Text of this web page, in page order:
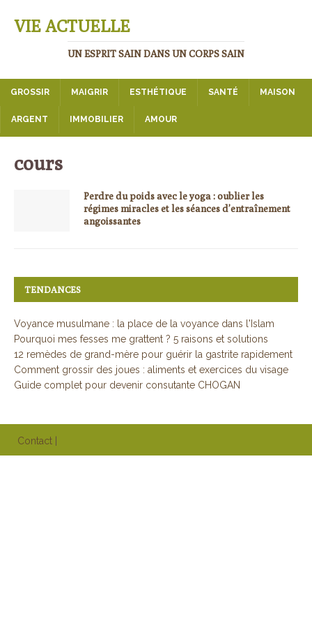
VIE ACTUELLE
UN ESPRIT SAIN DANS UN CORPS SAIN
GROSSIR MAIGRIR ESTHÉTIQUE SANTÉ MAISON
ARGENT IMMOBILIER AMOUR
cours
Perdre du poids avec le yoga : oublier les
régimes miracles et les séances d’entraînement
angoissantes
TENDANCES
Voyance musulmane : la place de la voyance dans l'Islam
Pourquoi mes fesses me grattent ? 5 raisons et solutions
12 remèdes de grand-mère pour guérir la gastrite rapidement
Comment grossir des joues : aliments et exercices du visage
Guide complet pour devenir consutante CHOGAN
Contact